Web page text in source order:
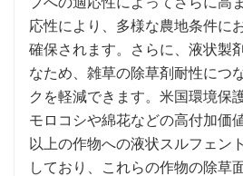
応性により、多様な農地条件に
確保されます。さらに、液状製
なため、雑草の除草剤耐性につ
クを軽減できます。米国環境保
モロコシや綿花などの高付加価
以上の作物への液状スルフェン
しており、これらの作物の除草